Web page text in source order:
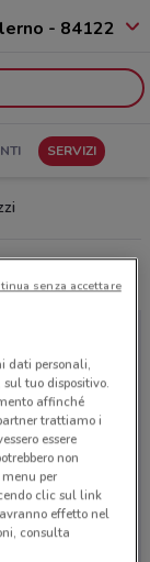
- 84122
SERVIZI
dati personali,
tuo dispositivo.
affinché
trattiamo i
essere
non
per
clic sul link
effetto nel
consulta
senza accettare